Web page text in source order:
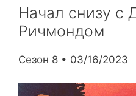
Начал снизу с
Ричмондом
Сезон 8 • 03/16/2023